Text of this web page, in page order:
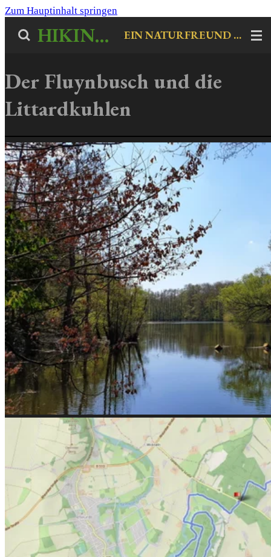
Zum Hauptinhalt springen
HIKINGHERO - EIN NATURFREUND UNTERWEGS
Der Fluynbusch und die
Littardkuhlen